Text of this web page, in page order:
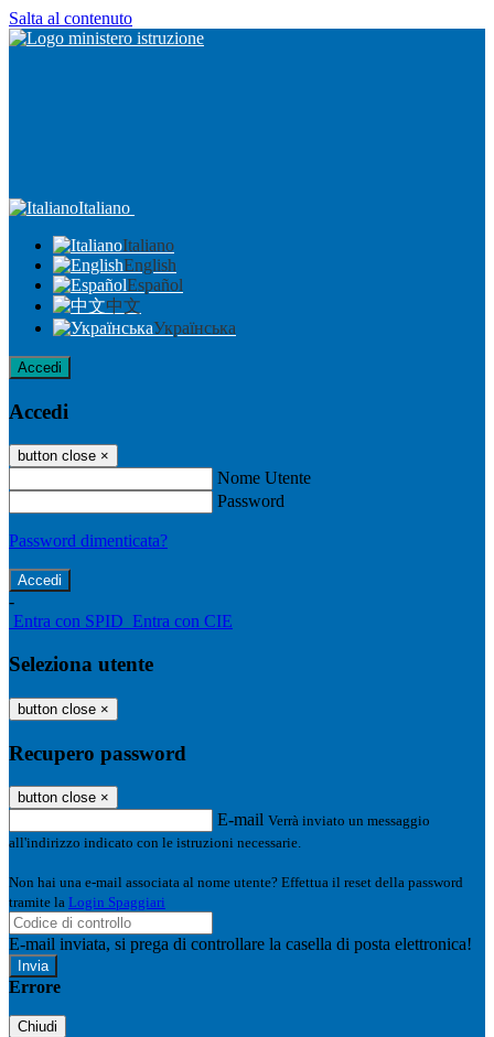
Salta al contenuto
Italiano
Italiano
English
Español
中文
Українська
Accedi
Accedi
button close ×
Nome Utente
Password
Password dimenticata?
-
Entra con SPID Entra con CIE
Seleziona utente
button close ×
Recupero password
button close ×
E-mail Verrà inviato un messaggio
all'indirizzo indicato con le istruzioni necessarie.
Non hai una e-mail associata al nome utente? Effettua il reset della password
tramite la Login Spaggiari
E-mail inviata, si prega di controllare la casella di posta elettronica!
Errore
Chiudi